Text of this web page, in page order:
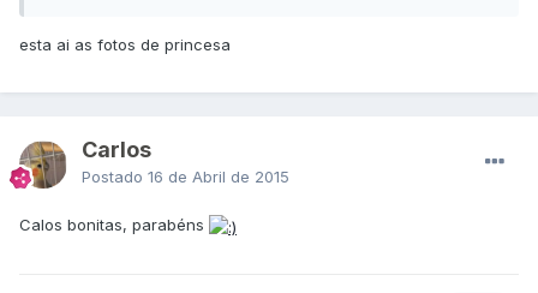
​esta ai as fotos de princesa
CarIos
Postado 16 de Abril de 2015
Calos bonitas, parabéns